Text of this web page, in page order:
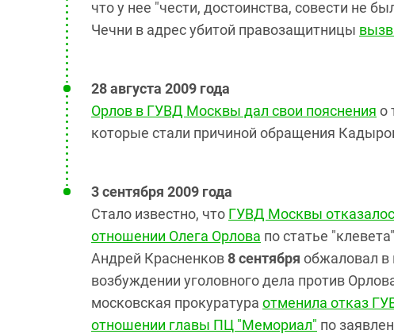
что у нее "чести, достоинства, совести не
Чечни в адрес убитой правозащитницы
28 августа 2009 года
Орлов в ГУВД Москвы дал свои пояснения о
которые стали причиной обращения
3 сентября 2009 года
Стало известно, что ГУВД Москвы
отношении Олега Орлова по статье
Андрей Красненков8 сентября обжаловал в
возбуждении уголовного дела против
московская прокуратура отменила отказ
отношении главы ПЦ "Мемориал" по